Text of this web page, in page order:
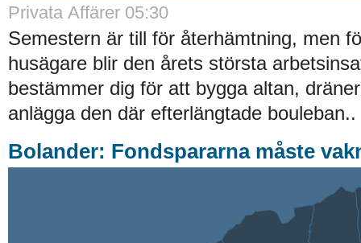
Privata Affärer 05:30
Semestern är till för återhämtning, men
husägare blir den årets största
bestämmer dig för att bygga altan,
anlägga den där efterlängtade bouleban..
Bolander: Fondspararna måste